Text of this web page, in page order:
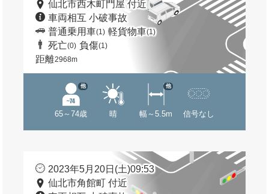
仙北市西木町門屋 付近
車両相互 小破事故
普通乗用車(1) 軽貨物車(1)
死亡(0) 負傷(1)
距離2968m
65～74歳
他
晴 幅～5.5m
他
信号なし
2023年5月20日(土)09:53
仙北市角館町 付近